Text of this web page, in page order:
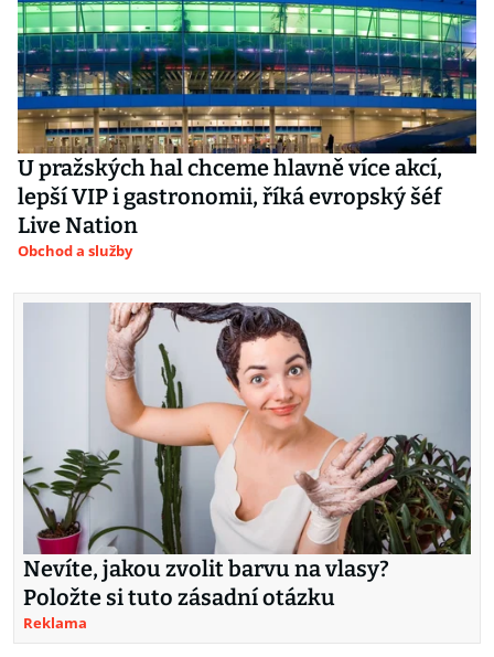
U pražských hal chceme hlavně více akcí,
lepší VIP i gastronomii, říká evropský šéf
Live Nation
Obchod a služby
Nevíte, jakou zvolit barvu na vlasy?
Položte si tuto zásadní otázku
Reklama